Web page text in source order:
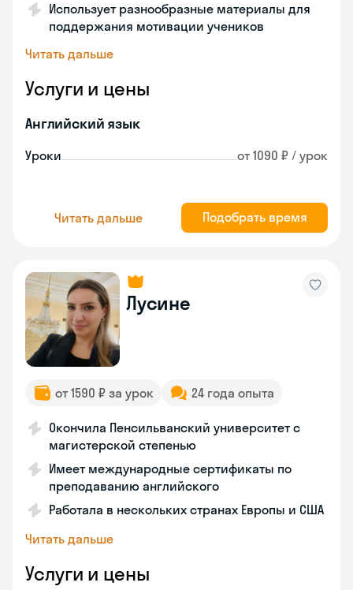
Использует разнообразные материалы для
поддержания мотивации учеников
Читать дальше
Услуги и цены
Английский язык
Уроки от 1090 ₽ / урок
Читать дальше Подобрать время
Лусине
от 1590 ₽ за урок 24 года опыта
Окончила Пенсильванский университет с
магистерской степенью
Имеет международные сертификаты по
преподаванию английского
Работала в нескольких странах Европы и США
Читать дальше
Услуги и цены